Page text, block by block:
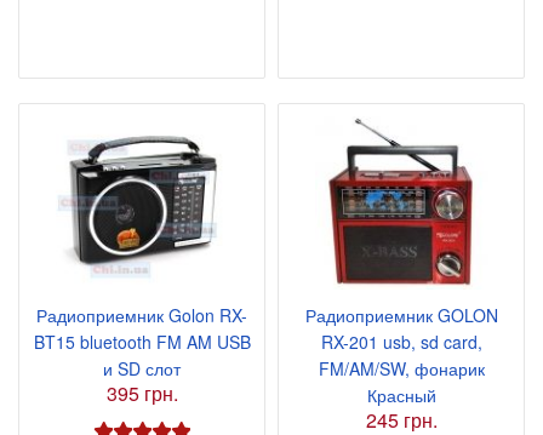
Радиоприемник Golon RX-
BT15 bluetooth FM AM USB
и SD слот
395 грн.
Радиоприемник GOLON
RX-201 usb, sd card,
FM/AM/SW, фонарик
Красный
245 грн.